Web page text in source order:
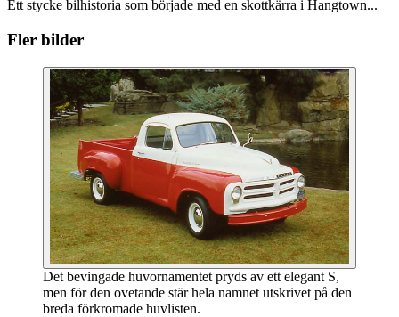
Ett stycke bilhistoria som började med en skottkärra i Hangtown...
Fler bilder
Det bevingade huvornamentet pryds av ett elegant S,
men för den ovetande stär hela namnet utskrivet på den
breda förkromade huvlisten.